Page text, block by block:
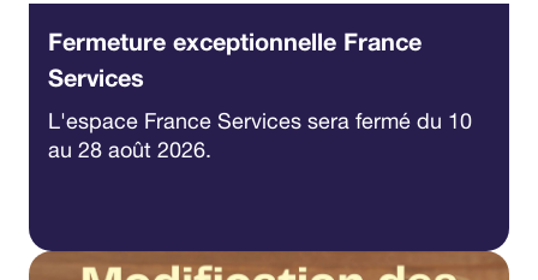
Fermeture exceptionnelle France
Services
L'espace France Services sera fermé du 10
au 28 août 2026.